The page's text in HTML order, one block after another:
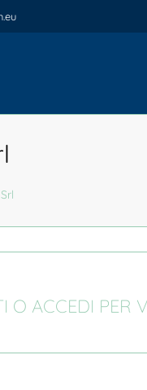
O ACCEDI PER